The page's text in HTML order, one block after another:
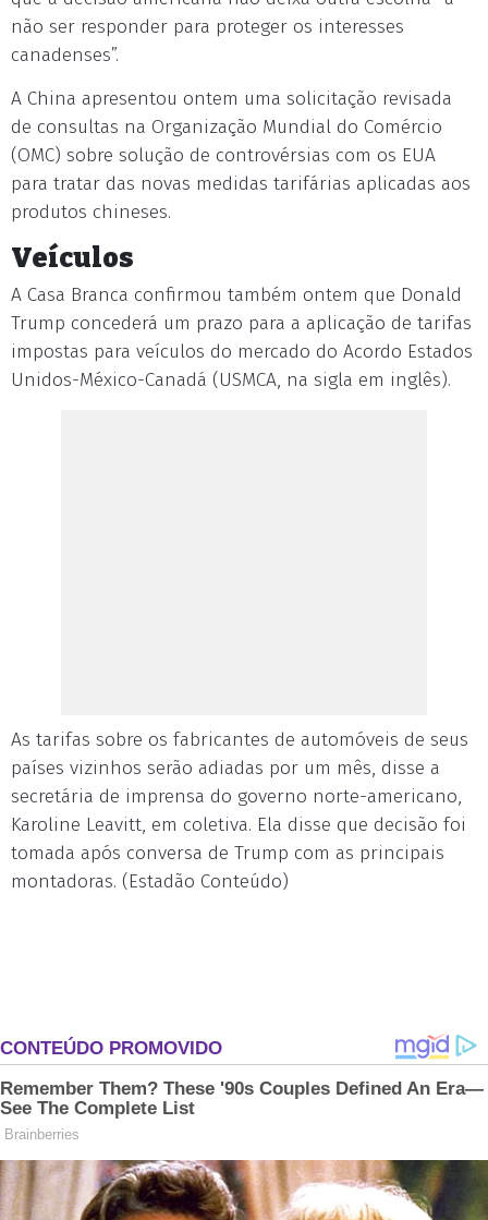
não ser responder para proteger os interesses
canadenses”.
A China apresentou ontem uma solicitação revisada
de consultas na Organização Mundial do Comércio
(OMC) sobre solução de controvérsias com os EUA
para tratar das novas medidas tarifárias aplicadas aos
produtos chineses.
Veículos
A Casa Branca confirmou também ontem que Donald
Trump concederá um prazo para a aplicação de tarifas
impostas para veículos do mercado do Acordo Estados
Unidos-México-Canadá (USMCA, na sigla em inglês).
As tarifas sobre os fabricantes de automóveis de seus
países vizinhos serão adiadas por um mês, disse a
secretária de imprensa do governo norte-americano,
Karoline Leavitt, em coletiva. Ela disse que decisão foi
tomada após conversa de Trump com as principais
montadoras. (Estadão Conteúdo)